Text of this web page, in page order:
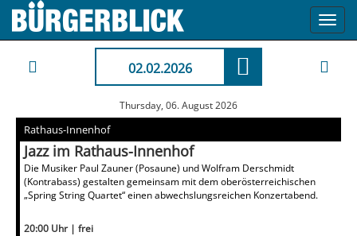
02.02.2026
Thursday, 06. August 2026
Rathaus-Innenhof
Jazz im Rathaus-Innenhof
Die Musiker Paul Zauner (Posaune) und Wolfram Derschmidt
(Kontrabass) gestalten gemeinsam mit dem oberösterreichischen
„Spring String Quartet“ einen abwechslungsreichen Konzertabend.
20:00 Uhr | frei